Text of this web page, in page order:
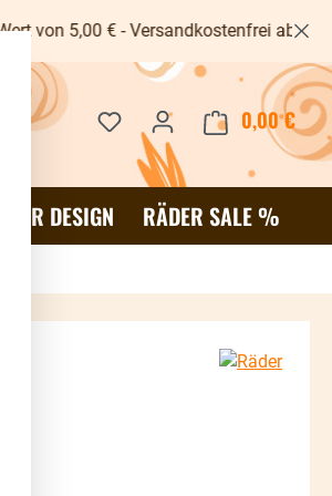
- Versandkostenfrei ab 40€ -
Du hast 0 Produkte auf dem
0,00 €
RÄDER DESIGN RÄDER SALE %